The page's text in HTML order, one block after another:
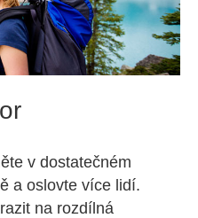
v dostatečném
a oslovte více lidí.
na rozdílná